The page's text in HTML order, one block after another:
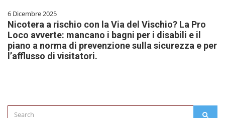
6 Dicembre 2025
Nicotera a rischio con la Via del Vischio? La Pro
Loco avverte: mancano i bagni per i disabili e il
piano a norma di prevenzione sulla sicurezza e per
l’afflusso di visitatori.